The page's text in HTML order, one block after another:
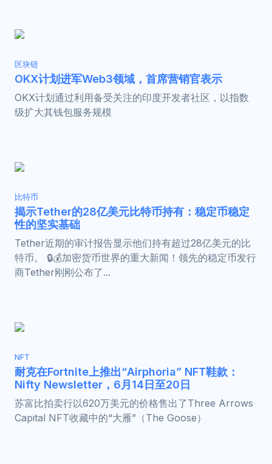
区块链
OKX计划进军Web3领域，首席营销官表示
OKX计划通过利用备受关注的印度开发者社区，以指数
级扩大其钱包服务规模
比特币
揭示Tether的28亿美元比特币持有：稳定币稳定
性的坚实基础
Tether近期的审计报告显示他们持有超过28亿美元的比
特币。 🔒💰加密货币世界的重大新闻！领先的稳定币发行
商Tether刚刚公布了...
NFT
耐克在Fortnite上推出“Airphoria” NFT鞋款：
Nifty Newsletter，6月14日至20日
苏富比拍卖行以620万美元的价格售出了Three Arrows
Capital NFT收藏中的“大雁”（The Goose）